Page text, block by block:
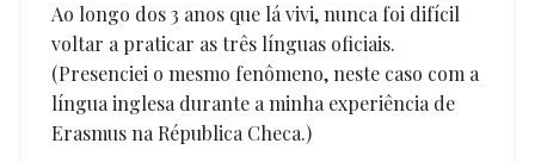
Ao longo dos 3 anos que lá vivi, nunca foi difícil
voltar a praticar as três línguas oficiais.
(Presenciei o mesmo fenômeno, neste caso com a
língua inglesa durante a minha experiência de
Erasmus na Républica Checa.)